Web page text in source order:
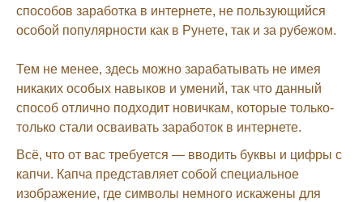
способов заработка в интернете, не пользующийся
особой популярности как в Рунете, так и за рубежом.
Тем не менее, здесь можно зарабатывать не имея
никаких особых навыков и умений, так что данный
способ отлично подходит новичкам, которые только-
только стали осваивать заработок в интернете.
Всё, что от вас требуется — вводить буквы и цифры с
капчи. Капча представляет собой специальное
изображение, где символы немного искажены для